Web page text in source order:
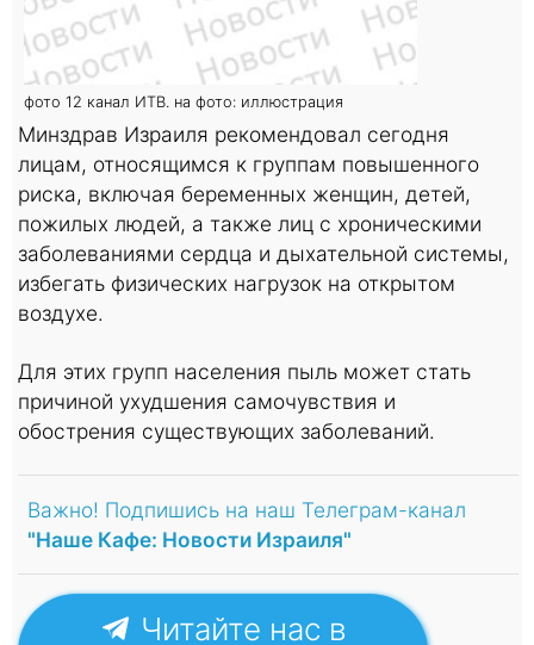
фото 12 канал ИТВ. на фото: иллюстрация
Минздрав Израиля рекомендовал сегодня
лицам, относящимся к группам повышенного
риска, включая беременных женщин, детей,
пожилых людей, а также лиц с хроническими
заболеваниями сердца и дыхательной системы,
избегать физических нагрузок на открытом
воздухе.
Для этих групп населения пыль может стать
причиной ухудшения самочувствия и
обострения существующих заболеваний.
Важно! Подпишись на наш Телеграм-канал
"Наше Кафе: Новости Израиля"
Читайте нас в